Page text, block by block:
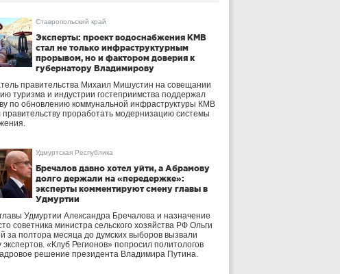
Ставропольский край
Эксперты: проект водоснабжения КМВ
стал не только инфраструктурным
прорывом, но и фактором доверия к
губернатору Владимирову
правительства Михаил Мишустин на совещании
туризма и индустрии гостеприимства поддержал
по обновлению коммунальной инфраструктуры КМВ
правительству проработать модернизацию системы
Удмуртская Республика
Бречалов давно хотел уйти, а Абрамову
долго держали на «передержке»:
эксперты комментируют смену главы в
Удмуртии
Удмуртии Александра Бречалова и назначение
советника министра сельского хозяйства РФ Ольги
за полтора месяца до думских выборов вызвали
экспертов. «Клуб Регионов» попросил политологов
решение президента Владимира Путина.